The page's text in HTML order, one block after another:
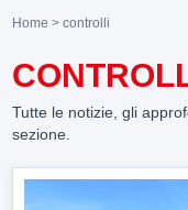
Home > controlli
Tutte le notizie, gli
sezione.